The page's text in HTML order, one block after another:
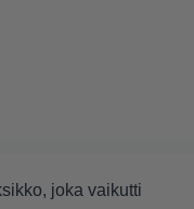
joka vaikutti